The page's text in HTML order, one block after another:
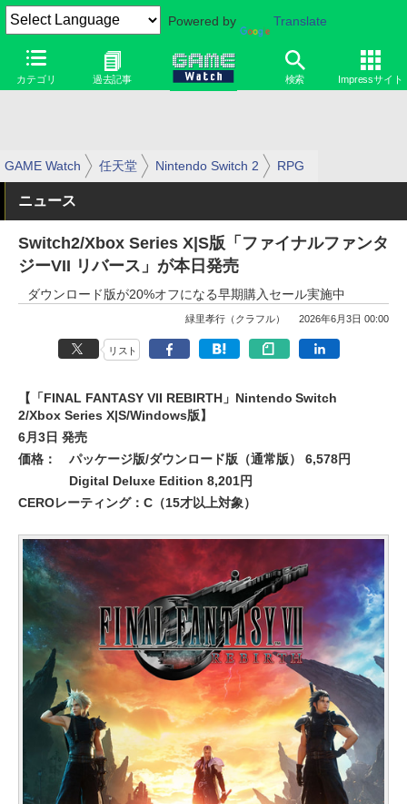
Powered by Translate
カテゴリ 過去記事 検索 Impressサイト
GAME Watch 任天堂 Nintendo Switch 2 RPG
ニュース
Switch2/Xbox Series X|S版「ファイナルファンタ
ジーVII リバース」が本日発売
ダウンロード版が20%オフになる早期購入セール実施中
緑里孝行（クラフル） 2026年6月3日 00:00
リスト
【「FINAL FANTASY VII REBIRTH」Nintendo Switch
2/Xbox Series X|S/Windows版】
6月3日 発売
価格：
パッケージ版/ダウンロード版（通常版） 6,578円
Digital Deluxe Edition 8,201円
CEROレーティング：C（15才以上対象）